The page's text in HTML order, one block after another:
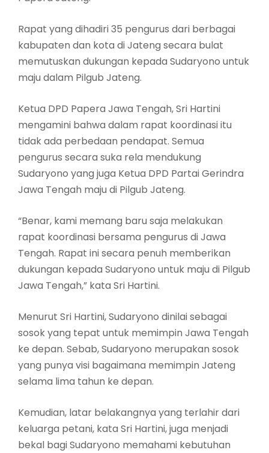
Rapat yang dihadiri 35 pengurus dari berbagai
kabupaten dan kota di Jateng secara bulat
memutuskan dukungan kepada Sudaryono untuk
maju dalam Pilgub Jateng.
Ketua DPD Papera Jawa Tengah, Sri Hartini
mengamini bahwa dalam rapat koordinasi itu
tidak ada perbedaan pendapat. Semua
pengurus secara suka rela mendukung
Sudaryono yang juga Ketua DPD Partai Gerindra
Jawa Tengah maju di Pilgub Jateng.
“Benar, kami memang baru saja melakukan
rapat koordinasi bersama pengurus di Jawa
Tengah. Rapat ini secara penuh memberikan
dukungan kepada Sudaryono untuk maju di Pilgub
Jawa Tengah,” kata Sri Hartini.
Menurut Sri Hartini, Sudaryono dinilai sebagai
sosok yang tepat untuk memimpin Jawa Tengah
ke depan. Sebab, Sudaryono merupakan sosok
yang punya visi bagaimana memimpin Jateng
selama lima tahun ke depan.
Kemudian, latar belakangnya yang terlahir dari
keluarga petani, kata Sri Hartini, juga menjadi
bekal bagi Sudaryono memahami kebutuhan